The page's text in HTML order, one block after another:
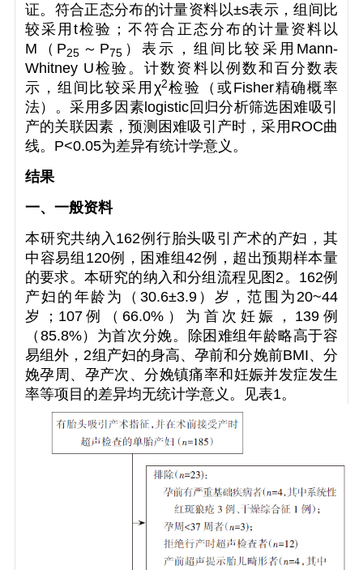
证。符合正态分布的计量资料以±s表示，组间比
较采用t检验；不符合正态分布的计量资料以
M （ P25 ～P75 ）表示，组间比较采用Mann-
Whitney U检验。计数资料以例数和百分数表
示，组间比较采用 χ2检验（或Fisher精确概率
法）。采用多因素logistic回归分析筛选困难吸引
产的关联因素，预测困难吸引产时，采用ROC曲
线。 P<0.05为差异有统计学意义。
结果
一、一般资料
本研究共纳入162例行胎头吸引产术的产妇，其
中容易组120例，困难组42例，超出预期样本量
的要求。本研究的纳入和分组流程见图2。162例
产妇的年龄为（30.6±3.9）岁，范围为20~44
岁；107例（66.0%）为首次妊娠，139例
（85.8%）为首次分娩。除困难组年龄略高于容
易组外，2组产妇的身高、孕前和分娩前BMI、分
娩孕周、孕产次、分娩镇痛率和妊娠并发症发生
率等项目的差异均无统计学意义。见表1。